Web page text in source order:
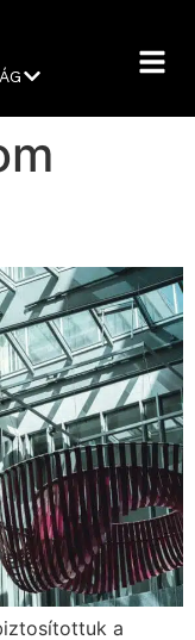
a